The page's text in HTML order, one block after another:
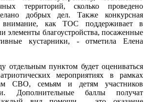
территорий, сколько проведено
добрых дел. Также конкурсная
внимание, как ТОС поддерживает в
элементы благоустройства, посаженные
кустарники, - отметила Елена
отдельным пунктом будет оцениваться
мероприятиях в рамках
СВО, семьям и детям участников
Дополнительные баллы получат